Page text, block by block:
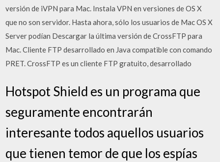
versión de iVPN para Mac. Instala VPN en versiones de OS X
que no son servidor. Hasta ahora, sólo los usuarios de Mac OS X
Server podían Descargar la última versión de CrossFTP para
Mac. Cliente FTP desarrollado en Java compatible con comando
PRET. CrossFTP es un cliente FTP gratuito, desarrollado
Hotspot Shield es un programa que
seguramente encontrarán
interesante todos aquellos usuarios
que tienen temor de que los espías